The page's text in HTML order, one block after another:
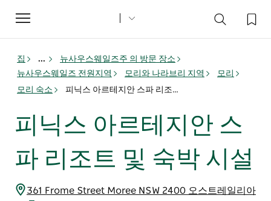
Toggle
navigation
집 ...
뉴사우스웨일즈주 의 방문 장소
뉴사우스웨일즈 전원지역
모리와 나라브리 지역
모리
모리 숙소
피닉스 아르테지안 스파 리조트 및 숙박 시설
피닉스 아르테지안 스
파 리조트 및 숙박 시설
361 Frome Street Moree NSW 2400 오스트레일리아